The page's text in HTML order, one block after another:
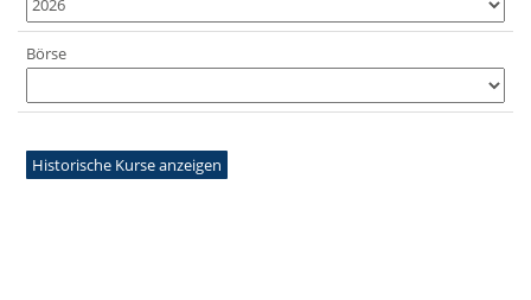
Börse
Historische Kurse anzeigen